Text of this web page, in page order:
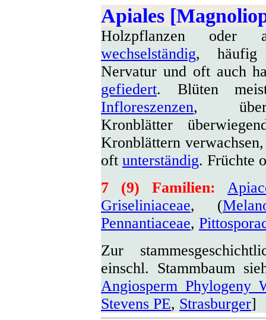
Apiales
Holzpflanzen oder
wechselständig, häufig
Nervatur und oft auch
gefiedert. Blüten
Infloreszenzen,
Kronblätter
Kronblättern
oft unterständig. Früchte
7 (9) Familien:
Griseliniaceae, (
Pennantiaceae,
Zur
einschl. Stammbaum
Angiosperm Phylogeny
Stevens PE, Strasburger]